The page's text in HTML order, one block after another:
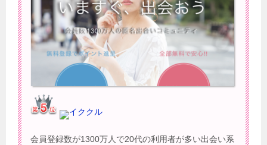
イククル
会員登録数が1300万人で20代の利用者が多い出会い系